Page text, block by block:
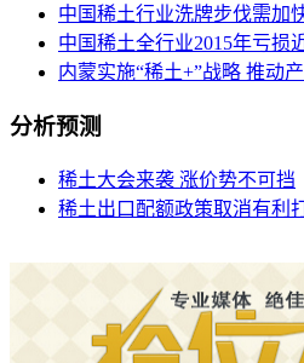
中国稀土行业洗牌步伐需加
中国稀土全行业2015年亏损
内蒙实施“稀土+”战略 推动
分析预测
稀土大会来袭 涨价势不可挡
稀土出口配额政策取消有利